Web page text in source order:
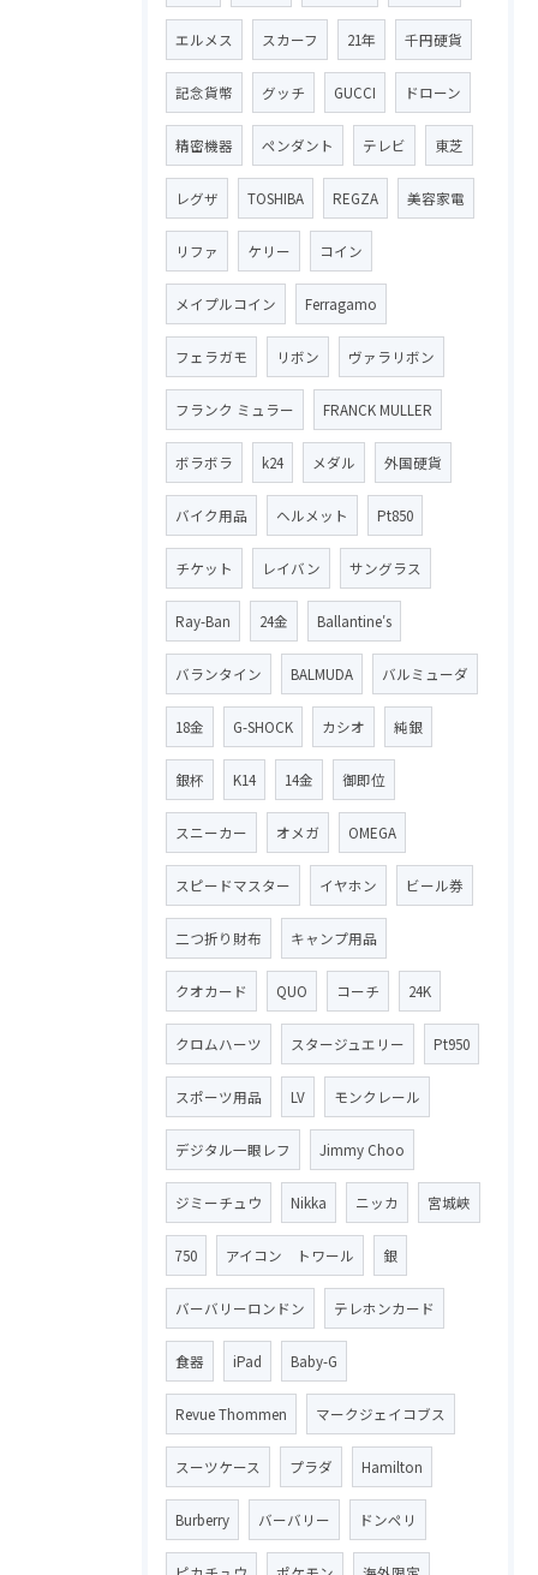
エルメス スカーフ 21年 千円硬貨
記念貨幣 グッチ GUCCI ドローン
精密機器 ペンダント テレビ 東芝
レグザ TOSHIBA REGZA 美容家電
リファ ケリー コイン
メイプルコイン Ferragamo
フェラガモ リボン ヴァラリボン
フランク ミュラー FRANCK MULLER
ボラボラ k24 メダル 外国硬貨
バイク用品 ヘルメット Pt850
チケット レイバン サングラス
Ray-Ban 24金 Ballantine′s
バランタイン BALMUDA バルミューダ
18金 G-SHOCK カシオ 純銀
銀杯 K14 14金 御即位
スニーカー オメガ OMEGA
スピードマスター イヤホン ビール券
二つ折り財布 キャンプ用品
クオカード QUO コーチ 24K
クロムハーツ スタージュエリー Pt950
スポーツ用品 LV モンクレール
デジタル一眼レフ Jimmy Choo
ジミーチュウ Nikka ニッカ 宮城峡
750 アイコン トワール 銀
バーバリーロンドン テレホンカード
食器 iPad Baby-G
Revue Thommen マークジェイコブス
スーツケース プラダ Hamilton
Burberry バーバリー ドンペリ